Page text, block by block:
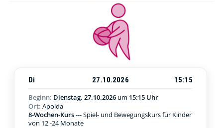
Di 27.10.2026
15:15
Beginn: Dienstag, 27.10.2026 um 15:15 Uhr
Ort: Apolda
8-Wochen-Kurs--- Spiel- und Bewegungskurs für Kinder
von 12 -24 Monate